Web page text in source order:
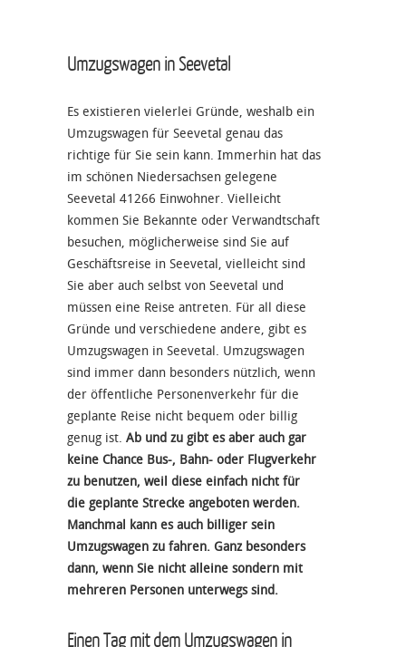
Umzugswagen in Seevetal
Es existieren vielerlei Gründe, weshalb ein
Umzugswagen für Seevetal genau das
richtige für Sie sein kann. Immerhin hat das
im schönen Niedersachsen gelegene
Seevetal 41266 Einwohner. Vielleicht
kommen Sie Bekannte oder Verwandtschaft
besuchen, möglicherweise sind Sie auf
Geschäftsreise in Seevetal, vielleicht sind
Sie aber auch selbst von Seevetal und
müssen eine Reise antreten. Für all diese
Gründe und verschiedene andere, gibt es
Umzugswagen in Seevetal. Umzugswagen
sind immer dann besonders nützlich, wenn
der öffentliche Personenverkehr für die
geplante Reise nicht bequem oder billig
genug ist. Ab und zu gibt es aber auch gar
keine Chance Bus-, Bahn- oder Flugverkehr
zu benutzen, weil diese einfach nicht für
die geplante Strecke angeboten werden.
Manchmal kann es auch billiger sein
Umzugswagen zu fahren. Ganz besonders
dann, wenn Sie nicht alleine sondern mit
mehreren Personen unterwegs sind.
Einen Tag mit dem Umzugswagen in